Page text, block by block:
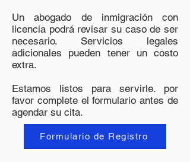
Un abogado de inmigración con
licencia podrá revisar su caso de ser
necesario. Servicios legales
adicionales pueden tener un costo
extra.
​Estamos listos para servirle. por
favor complete el formulario antes de
agendar su cita.
Formulario de Registro